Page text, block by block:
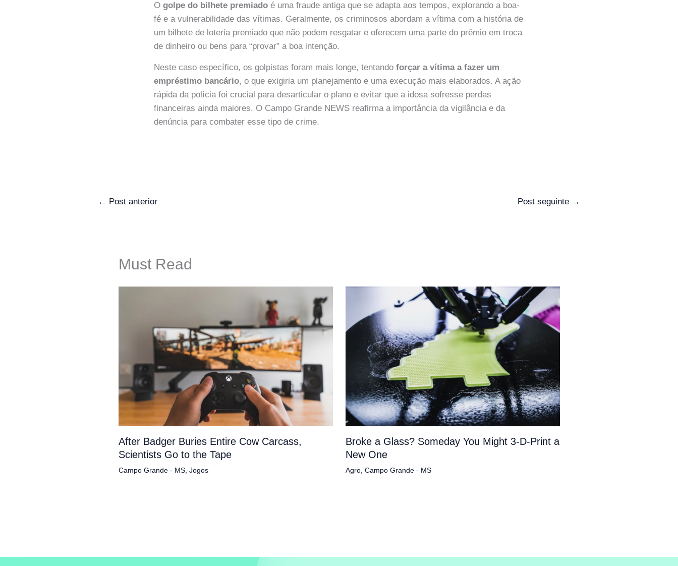
Ogolpe do bilhete premiado é uma fraude antiga que se adapta aos tempos, explorando a boa-
fé e a vulnerabilidade das vítimas. Geralmente, os criminosos abordam a vítima com a história de
um bilhete de loteria premiado que não podem resgatar e oferecem uma parte do prêmio em troca
de dinheiro ou bens para “provar” a boa intenção.
Neste caso específico, os golpistas foram mais longe, tentandoforçar a vítima a fazer um
empréstimo bancário, o que exigiria um planejamento e uma execução mais elaborados. A ação
rápida da polícia foi crucial para desarticular o plano e evitar que a idosa sofresse perdas
financeiras ainda maiores. O Campo Grande NEWS reafirma a importância da vigilância e da
denúncia para combater esse tipo de crime.
← Post anterior Post seguinte →
Must Read
After Badger Buries Entire Cow Carcass,
Scientists Go to the Tape
Campo Grande - MS, Jogos
Broke a Glass? Someday You Might 3-D-Print a
New One
Agro, Campo Grande - MS